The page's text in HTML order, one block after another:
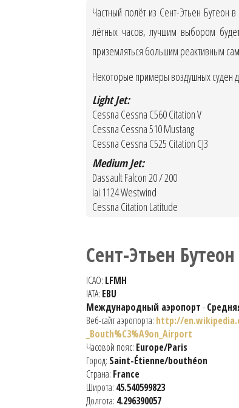
Частный полёт из Сент-Этьен Бутеон
лётных часов, лучшим выбором
приземляться большим реактивным
Некоторые примеры воздушных суден
Light Jet:
Cessna Cessna C560 Citation V
Cessna Cessna 510 Mustang
Cessna Cessna C525 Citation CJ3
Medium Jet:
Dassault Falcon 20 / 200
Iai 1124 Westwind
Cessna Citation Latitude
Сент-Этьен
ICAO: LFMH
IATA: EBU
Международный аэропорт-
Веб-сайт аэропорта: http://
_Bouth%C3%A9on_Airport
Часовой пояс: Europe/Paris
Город: Saint-Étienne/bouthéon
Страна: France
Широта: 45.540599823
Долгота: 4.296390057